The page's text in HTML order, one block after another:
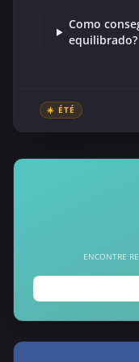
Como
equilibrado?
☀️ ÉTÉ
ENCONTRE